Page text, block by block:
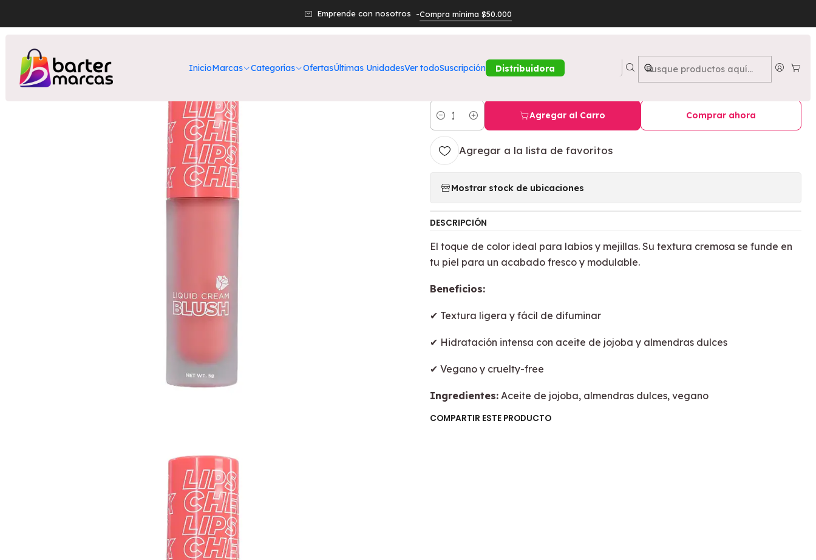
InicioMarcas Categorías OfertasÚltimas UnidadesVer todoSuscripción Distribuidora
Emprende con nosotros -Compra mínima $50.000
Nuestros Productos Belleza Rostro Rubor Líquido Cremoso Lucille Tono 2 - DOLCE BELLA
Rubor Líquido Cremoso Lucille Tono 2 -
DOLCE BELLA
Cantidad
Agregar al Carro Comprar ahora
Agregar a la lista de favoritos
Mostrar stock de ubicaciones
DESCRIPCIÓN
El toque de color ideal para labios y mejillas. Su textura cremosa se funde en
tu piel para un acabado fresco y modulable.
Beneficios:
✔ Textura ligera y fácil de difuminar
✔ Hidratación intensa con aceite de jojoba y almendras dulces
✔ Vegano y cruelty-free
Ingredientes: Aceite de jojoba, almendras dulces, vegano
COMPARTIR ESTE PRODUCTO